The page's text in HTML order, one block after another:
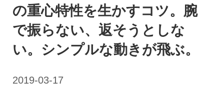
の重心特性を生かすコツ。腕
で振らない、返そうとしな
い。シンプルな動きが飛ぶ。